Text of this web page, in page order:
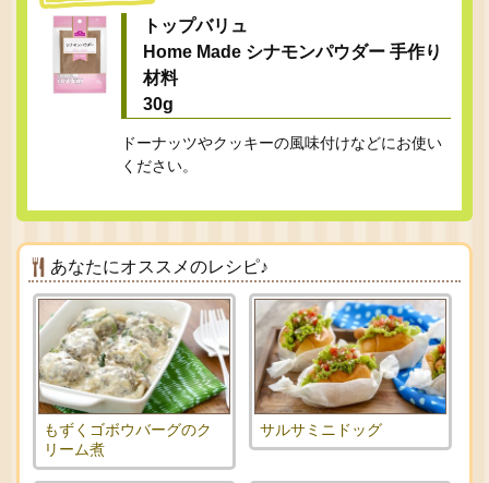
トップバリュ
Home Made シナモンパウダー 手作り
材料
30g
ドーナッツやクッキーの風味付けなどにお使い
ください。
あなたにオススメのレシピ♪
もずくゴボウバーグのク
リーム煮
サルサミニドッグ